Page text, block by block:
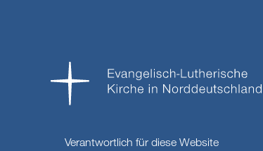
Verantwortlich für diese Website